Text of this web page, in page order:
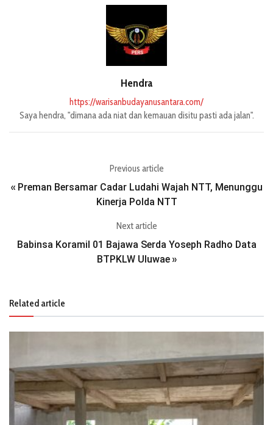
Hendra
https://warisanbudayanusantara.com/
Saya hendra, "dimana ada niat dan kemauan disitu pasti ada jalan".
Previous article
« Preman Bersamar Cadar Ludahi Wajah NTT, Menunggu
Kinerja Polda NTT
Next article
Babinsa Koramil 01 Bajawa Serda Yoseph Radho Data
BTPKLW Uluwae»
Related article